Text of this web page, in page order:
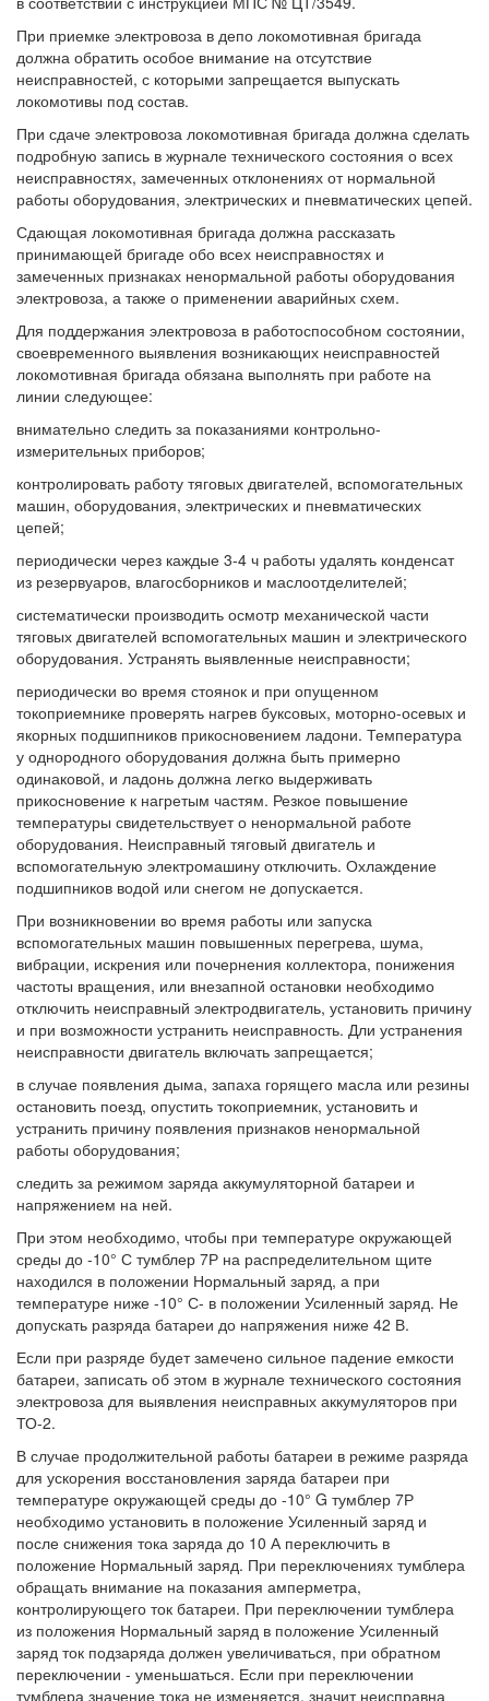
При приемке электровоза в депо локомотивная бригада
должна обратить особое внимание на отсутствие
неисправностей, с которыми запрещается выпускать
локомотивы под состав.
При сдаче электровоза локомотивная бригада должна сделать
подробную запись в журнале технического состояния о всех
неисправностях, замеченных отклонениях от нормальной
работы оборудования, электрических и пневматических цепей.
Сдающая локомотивная бригада должна рассказать
принимающей бригаде обо всех неисправностях и
замеченных признаках ненормальной работы оборудования
электровоза, а также о применении аварийных схем.
Для поддержания электровоза в работоспособном состоянии,
своевременного выявления возникающих неисправностей
локомотивная бригада обязана выполнять при работе на
линии следующее:
внимательно следить за показаниями контрольно-
измерительных приборов;
контролировать работу тяговых двигателей, вспомогательных
машин, оборудования, электрических и пневматических
цепей;
периодически через каждые 3-4 ч работы удалять конденсат
из резервуаров, влагосборников и маслоотделителей;
систематически производить осмотр механической части
тяговых двигателей вспомогательных машин и электрического
оборудования. Устранять выявленные неисправности;
периодически во время стоянок и при опущенном
токоприемнике проверять нагрев буксовых, моторно-осевых и
якорных подшипников прикосновением ладони. Температура
у однородного оборудования должна быть примерно
одинаковой, и ладонь должна легко выдерживать
прикосновение к нагретым частям. Резкое повышение
температуры свидетельствует о ненормальной работе
оборудования. Неисправный тяговый двигатель и
вспомогательную электромашину отключить. Охлаждение
подшипников водой или снегом не допускается.
При возникновении во время работы или запуска
вспомогательных машин повышенных перегрева, шума,
вибрации, искрения или почернения коллектора, понижения
частоты вращения, или внезапной остановки необходимо
отключить неисправный электродвигатель, установить причину
и при возможности устранить неисправность. Дли устранения
неисправности двигатель включать запрещается;
в случае появления дыма, запаха горящего масла или резины
остановить поезд, опустить токоприемник, установить и
устранить причину появления признаков ненормальной
работы оборудования;
следить за режимом заряда аккумуляторной батареи и
напряжением на ней.
При этом необходимо, чтобы при температуре окружающей
среды до -10° С тумблер 7Р на распределительном щите
находился в положении Нормальный заряд, а при
температуре ниже -10° С- в положении Усиленный заряд. Не
допускать разряда батареи до напряжения ниже 42 В.
Если при разряде будет замечено сильное падение емкости
батареи, записать об этом в журнале технического состояния
электровоза для выявления неисправных аккумуляторов при
ТО-2.
В случае продолжительной работы батареи в режиме разряда
для ускорения восстановления заряда батареи при
температуре окружающей среды до -10° G тумблер 7Р
необходимо установить в положение Усиленный заряд и
после снижения тока заряда до 10 А переключить в
положение Нормальный заряд. При переключениях тумблера
обращать внимание на показания амперметра,
контролирующего ток батареи. При переключении тумблера
из положения Нормальный заряд в положение Усиленный
заряд ток подзаряда должен увеличиваться, при обратном
переключении - уменьшаться. Если при переключении
тумблера значение тока не изменяется, значит неисправна